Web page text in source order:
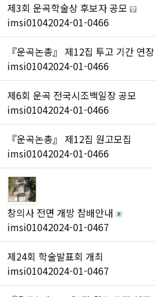
제3회 운곡학술상 후보자 공모
imsi01042024-01-0466
『운곡논총』 제12집 투고 기간 연장
imsi01042024-01-0466
제6회 운곡 전국시조백일장 공모
imsi01042024-01-0466
『운곡논총』 제12집 원고모집
imsi01042024-01-0466
창의사 전면 개방 참배안내
imsi01042024-01-0467
제24회 학술발표회 개최
imsi01042024-01-0467